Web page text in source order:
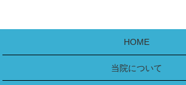
HOME
当院について